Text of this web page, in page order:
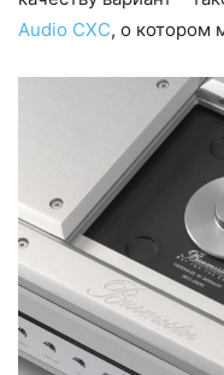
Audio CXC, о котором